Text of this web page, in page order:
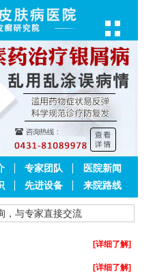
专家团队
医院新闻
先进设备 来院路线
，与专家直接交流
[详细了解]
[详细了解]